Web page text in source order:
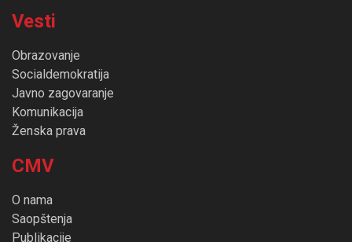
Vesti
Obrazovanje
Socialdemokratija
Javno zagovaranje
Komunikacija
Ženska prava
CMV
O nama
Saopštenja
Publikacije